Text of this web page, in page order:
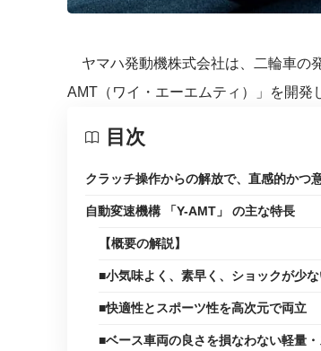
ヤマハ発動機株式会社は、二輪車の
AMT（ワイ・エーエムティ）」を開発
目次
クラッチ操作からの解放で、直感的かつ
自動変速機構 「Y-AMT」 の主な特長
【概要の解説】
■小気味よく、素早く、ショックが少
■快適性とスポーツ性を高次元で両立
■ベース車両の良さを損なわない軽量